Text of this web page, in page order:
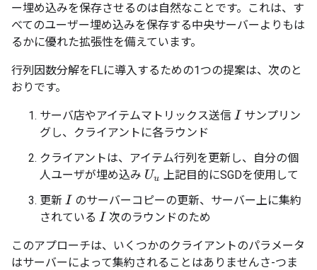
ー埋め込みを保存させるのは自然なことです。これは、す
べてのユーザー埋め込みを保存する中央サーバーよりもは
るかに優れた拡張性を備えています。
行列因数分解をFLに導入するための1つの提案は、次のと
おりです。
サーバ店やアイテムマトリックス送信 I サンプリン
グし、クライアントに各ラウンド
クライアントは、アイテム行列を更新し、自分の個
人ユーザが埋め込み Uu
上記目的にSGDを使用して
更新 I のサーバーコピーの更新、サーバー上に集約
されている I 次のラウンドのため
このアプローチは、いくつかのクライアントのパラメータ
はサーバーによって集約されることはありませんさ-つま